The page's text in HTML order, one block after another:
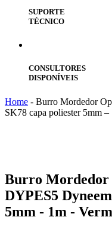
SUPORTE
TÉCNICO
CONSULTORES
DISPONÍVEIS
Home - Burro Mordedor
SK78 capa poliester 5mm
Burro Mordedor
DYPES5
5mm - 1m -